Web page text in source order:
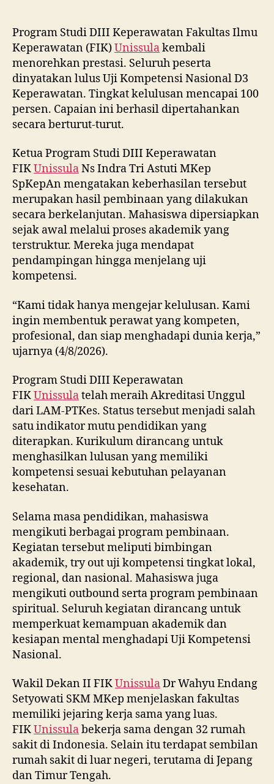
Program Studi DIII Keperawatan Fakultas Ilmu
Keperawatan (FIK)Unissulakembali
menorehkan prestasi. Seluruh peserta
dinyatakan lulus Uji Kompetensi Nasional D3
Keperawatan. Tingkat kelulusan mencapai 100
persen. Capaian ini berhasil dipertahankan
secara berturut-turut.
Ketua Program Studi DIII Keperawatan
FIKUnissulaNs Indra Tri Astuti MKep
SpKepAn mengatakan keberhasilan tersebut
merupakan hasil pembinaan yang dilakukan
secara berkelanjutan. Mahasiswa dipersiapkan
sejak awal melalui proses akademik yang
terstruktur. Mereka juga mendapat
pendampingan hingga menjelang uji
kompetensi.
“Kami tidak hanya mengejar kelulusan. Kami
ingin membentuk perawat yang kompeten,
profesional, dan siap menghadapi dunia kerja,”
ujarnya (4/8/2026).
Program Studi DIII Keperawatan
FIKUnissulatelah meraih Akreditasi Unggul
dari LAM-PTKes. Status tersebut menjadi salah
satu indikator mutu pendidikan yang
diterapkan. Kurikulum dirancang untuk
menghasilkan lulusan yang memiliki
kompetensi sesuai kebutuhan pelayanan
kesehatan.
Selama masa pendidikan, mahasiswa
mengikuti berbagai program pembinaan.
Kegiatan tersebut meliputi bimbingan
akademik, try out uji kompetensi tingkat lokal,
regional, dan nasional. Mahasiswa juga
mengikuti outbound serta program pembinaan
spiritual. Seluruh kegiatan dirancang untuk
memperkuat kemampuan akademik dan
kesiapan mental menghadapi Uji Kompetensi
Nasional.
Wakil Dekan II FIKUnissulaDr Wahyu Endang
Setyowati SKM MKep menjelaskan fakultas
memiliki jejaring kerja sama yang luas.
FIKUnissulabekerja sama dengan 32 rumah
sakit di Indonesia. Selain itu terdapat sembilan
rumah sakit di luar negeri, terutama di Jepang
dan Timur Tengah.